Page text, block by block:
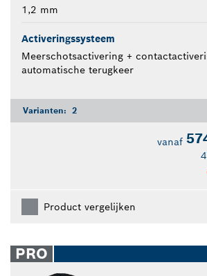
1,2 mm
Activeringssysteem
Meerschotsactivering +
automatische terugkeer
Varianten: 2
vanaf
Product vergelijken
PRO